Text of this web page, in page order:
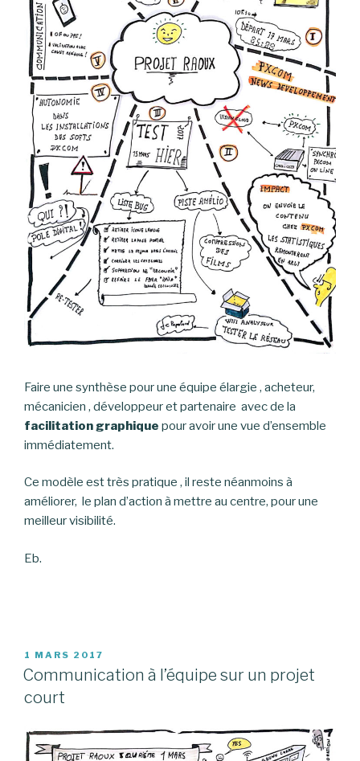
Faire une synthèse pour une équipe élargie , acheteur,
mécanicien , développeur et partenaire avec de la
facilitation graphique pour avoir une vue d’ensemble
immédiatement.
Ce modèle est très pratique , il reste néanmoins à
améliorer, le plan d’action à mettre au centre, pour une
meilleur visibilité.
Eb.
PUBLIÉ
LE
1 MARS 2017
Communication à l’équipe sur un projet
court